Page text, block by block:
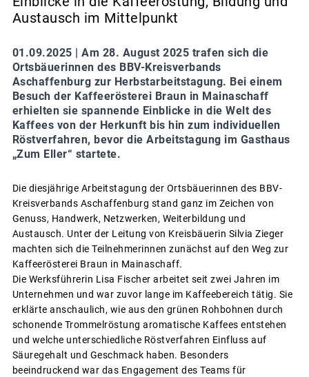
Austausch im Mittelpunkt
01.09.2025 | Am 28. August 2025 trafen sich die
Ortsbäuerinnen des BBV-Kreisverbands
Aschaffenburg zur Herbstarbeitstagung. Bei einem
Besuch der Kaffeerösterei Braun in Mainaschaff
erhielten sie spannende Einblicke in die Welt des
Kaffees von der Herkunft bis hin zum individuellen
Röstverfahren, bevor die Arbeitstagung im Gasthaus
„Zum Eller“ startete.
Die diesjährige Arbeitstagung der Ortsbäuerinnen des BBV-
Kreisverbands Aschaffenburg stand ganz im Zeichen von
Genuss, Handwerk, Netzwerken, Weiterbildung und
Austausch. Unter der Leitung von Kreisbäuerin Silvia Zieger
machten sich die Teilnehmerinnen zunächst auf den Weg zur
Kaffeerösterei Braun in Mainaschaff.
Die Werksführerin Lisa Fischer arbeitet seit zwei Jahren im
Unternehmen und war zuvor lange im Kaffeebereich tätig. Sie
erklärte anschaulich, wie aus den grünen Rohbohnen durch
schonende Trommelröstung aromatische Kaffees entstehen
und welche unterschiedliche Röstverfahren Einfluss auf
Säuregehalt und Geschmack haben. Besonders
beeindruckend war das Engagement des Teams für